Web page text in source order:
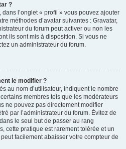
?
l’onglet « profil » vous pouvez ajouter
méthodes d’avatar suivantes : Gravatar,
du forum peut activer ou non les
ils sont mis à disposition. Si vous ne
un administrateur du forum.
le modifier ?
au nom d’utilisateur, indiquent le nombre
membres tels que les modérateurs
ne pouvez pas directement modifier
par l’administrateur du forum. Évitez de
le seul but de passer au rang
cette pratique est rarement tolérée et un
facilement abaisser votre compteur de